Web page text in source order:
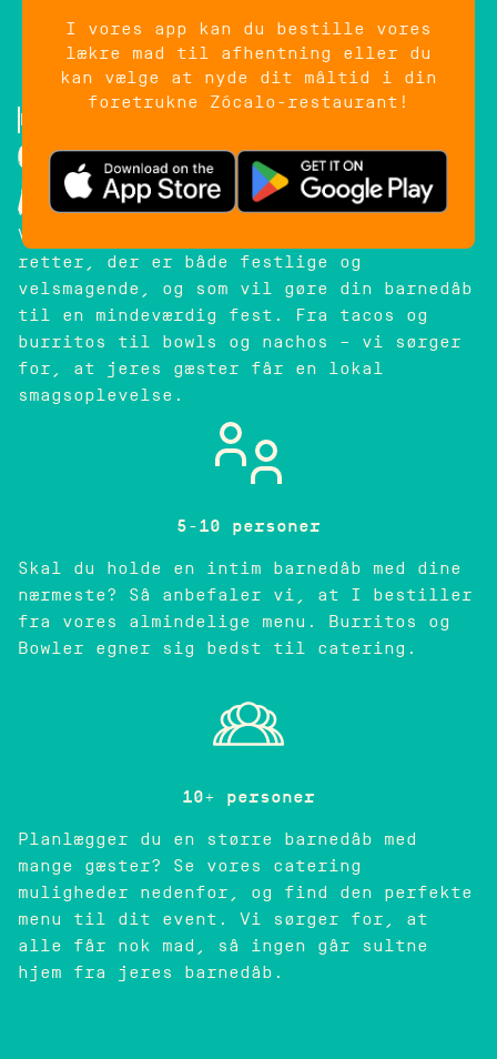
I vores app kan du bestille vores
lækre mad til afhentning eller du
kan vælge at nyde dit måltid i din
foretrukne Zócalo-restaurant!
Mere grønt for alle!
Catering til
barnedåb
Vi tilbyder autentiske, mexicanske
retter, der er både festlige og
velsmagende, og som vil gøre din barnedåb
til en mindeværdig fest. Fra tacos og
burritos til bowls og nachos – vi sørger
for, at jeres gæster får en lokal
smagsoplevelse.
5-10 personer
Skal du holde en intim barnedåb med dine
nærmeste? Så anbefaler vi, at I bestiller
fra vores almindelige menu. Burritos og
Bowler egner sig bedst til catering.
10+ personer
Planlægger du en større barnedåb med
mange gæster? Se vores catering
muligheder nedenfor, og find den perfekte
menu til dit event. Vi sørger for, at
alle får nok mad, så ingen går sultne
hjem fra jeres barnedåb.